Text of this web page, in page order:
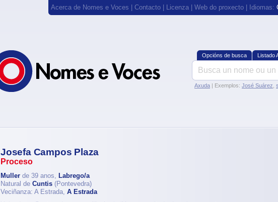
Acerca de Nomes e Voces Contacto Licenza Web do proxecto | Idiomas:
Opcións de busca Listado
Axuda | Exemplos: José Suárez
Josefa Campos Plaza
Proceso
Muller de 39 anos, Labrego/a
Natural de Cuntis (Pontevedra)
Veciñanza: A Estrada, A Estrada